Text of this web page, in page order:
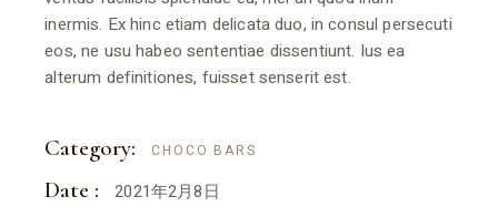
inermis. Ex hinc etiam delicata duo, in consul persecuti
eos, ne usu habeo sententiae dissentiunt. Ius ea
alterum definitiones, fuisset senserit est.
Category: CHOCO BARS
Date : 2021年2月8日